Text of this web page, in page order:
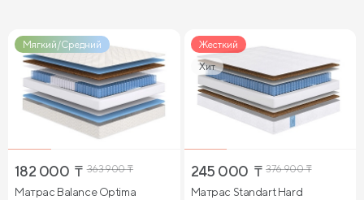
Мягкий/Средний
182 000 ₸ 363 900₸
Матрас Balance Optima
Жесткий
Хит
245 000 ₸ 376 900₸
Матрас Standart Hard